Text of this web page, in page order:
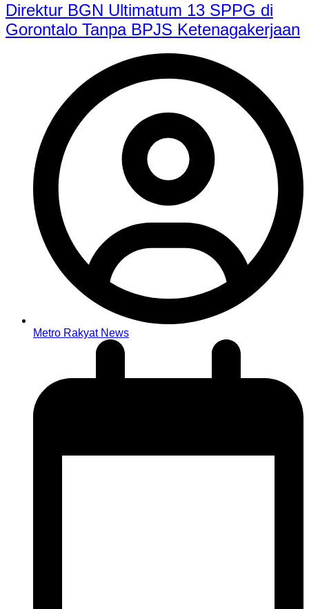
Direktur BGN Ultimatum 13 SPPG di
Gorontalo Tanpa BPJS Ketenagakerjaan
Metro Rakyat News